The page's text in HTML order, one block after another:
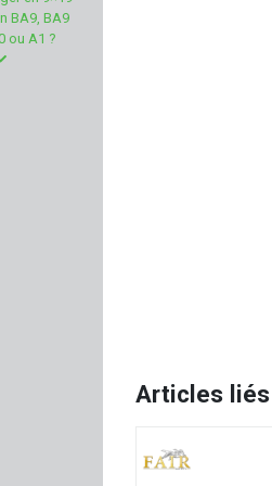
FREE
BA9, BA9
ou A1 ?
Articles